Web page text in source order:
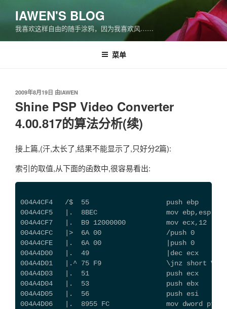
容
IAWEN'S BLOG
我喜欢这样自由的随手涂鸦，因为我喜欢风……
菜单
发
布
于
2009年8月19日 由IAWEN
Shine PSP Video Converter
4.00.817的算法分析(续)
接上篇,(汗,太长了,结果不能显示了,只好分2篇):
索引的取值,从下面的函数中,很容易看出:
004A4CF4   /$  55                   push ebp
004A4CF5   |.  8BEC                 mov ebp,esp
004A4CF7   |.  B9 12000000          mov ecx,12
004A4CFC   |>  6A 00                /push 0
004A4CFE   |.  6A 00                |push 0
004A4D00   |.  49                   |dec ecx
004A4D01   |.^ 75 F9                \jnz short
004A4D03   |.  51                   push ecx
004A4D04   |.  53                   push ebx
004A4D05   |.  56                   push esi
004A4D06   |.  8955 FC              mov dword